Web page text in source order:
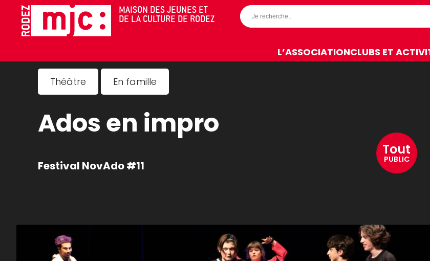
MAISON DES JEUNES ET
DE LA CULTURE DE RODEZ
L’ASSOCIATIONCLUBS ET
Théâtre En famille
Ados en impro
Festival NovAdo #11
Tout
PUBLIC
Cookies management panel